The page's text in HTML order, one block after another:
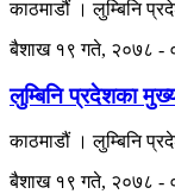
काठमाडौं । लुम्बिनि
बैशाख १९ गते, २०७८ -
लुम्बिनि प्रदेशका
काठमाडौं । लुम्बिनि
बैशाख १९ गते, २०७८ -